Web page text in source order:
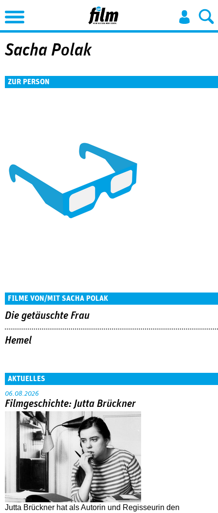
Jump to Navigation
Sacha Polak
ZUR PERSON
FILME VON/MIT SACHA POLAK
Die getäuschte Frau
Hemel
AKTUELLES
06.08.2026
Filmgeschichte: Jutta Brückner
Jutta Brückner hat als Autorin und Regisseurin den